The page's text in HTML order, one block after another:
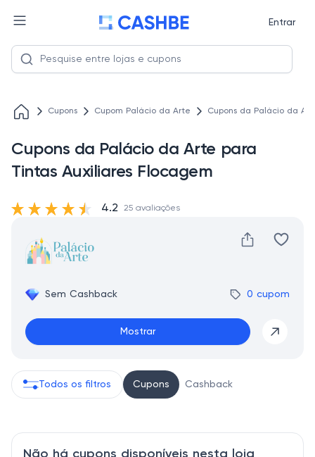
Entrar
Cupons Cupom Palácio da Arte Cupons da Palácio da
Cupons da Palácio da Arte para
Tintas Auxiliares Flocagem
Sem Cashback 0 cupom
Mostrar
4.2 25 avaliações
Todos os filtros Cupons Cashback
Não há cupons disponíveis nesta loja